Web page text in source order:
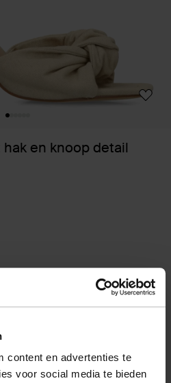
content en advertenties te
voor social media te bieden
en knoop detail